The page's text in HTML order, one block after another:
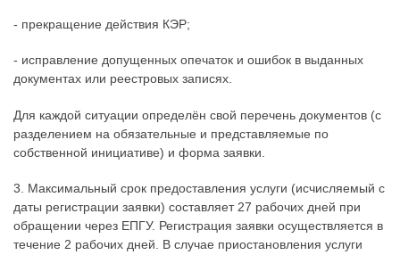
- прекращение действия КЭР;
- исправление допущенных опечаток и ошибок в выданных
документах или реестровых записях.
Для каждой ситуации определён свой перечень документов (с
разделением на обязательные и представляемые по
собственной инициативе) и форма заявки.
3. Максимальный срок предоставления услуги (исчисляемый с
даты регистрации заявки) составляет 27 рабочих дней при
обращении через ЕПГУ. Регистрация заявки осуществляется в
течение 2 рабочих дней. В случае приостановления услуги